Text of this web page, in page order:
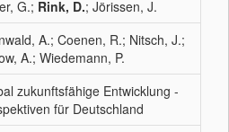
G.; Rink, D.; Jörissen, J.
A.; Coenen, R.; Nitsch, J.;
A.; Wiedemann, P.
zukunftsfähige Entwicklung -
für Deutschland